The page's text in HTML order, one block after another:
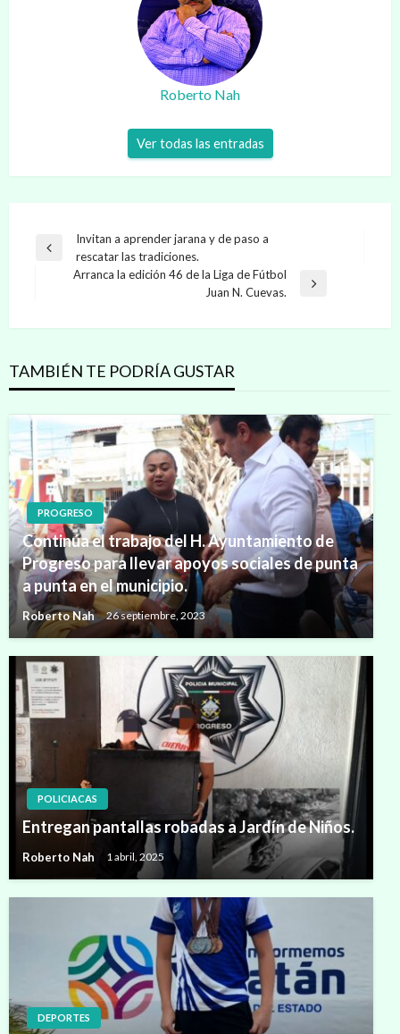
Roberto Nah
Ver todas las entradas
Navegación
Entrada
anterior
Invitan a aprender jarana y de paso a
rescatar las tradiciones.
Arranca la edición 46 de la Liga de Fútbol
Juan N. Cuevas.
TAMBIÉN TE PODRÍA GUSTAR
PROGRESO
Continúa el trabajo del H. Ayuntamiento de
Progreso para llevar apoyos sociales de punta
a punta en el municipio.
Roberto Nah 26 septiembre, 2023
POLICIACAS
Entregan pantallas robadas a Jardín de Niños.
Roberto Nah 1 abril, 2025
DEPORTES